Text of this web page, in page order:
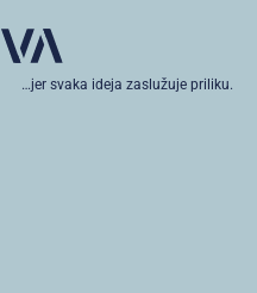
…jer svaka ideja zaslužuje priliku.